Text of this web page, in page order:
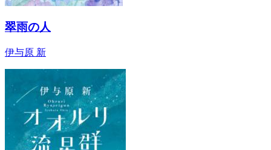
翠雨の人
伊与原 新